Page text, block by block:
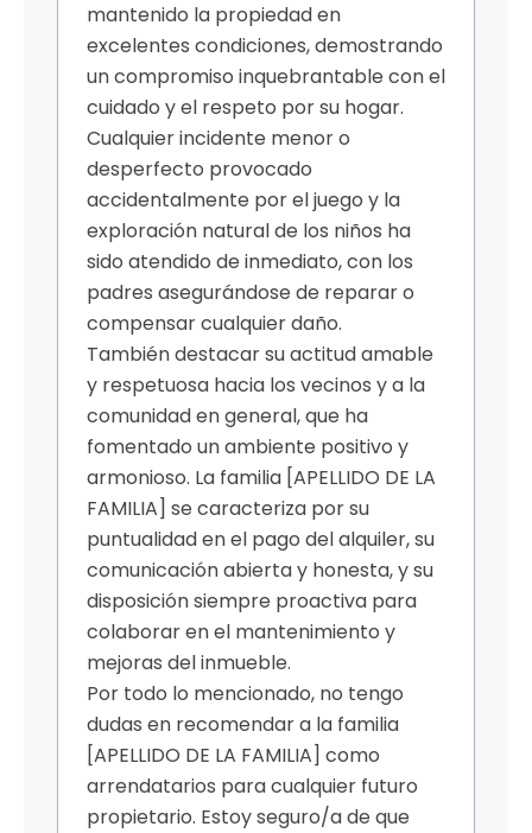
mantenido la propiedad en
excelentes condiciones, demostrando
un compromiso inquebrantable con el
cuidado y el respeto por su hogar.
Cualquier incidente menor o
desperfecto provocado
accidentalmente por el juego y la
exploración natural de los niños ha
sido atendido de inmediato, con los
padres asegurándose de reparar o
compensar cualquier daño.
También destacar su actitud amable
y respetuosa hacia los vecinos y a la
comunidad en general, que ha
fomentado un ambiente positivo y
armonioso. La familia [APELLIDO DE LA
FAMILIA] se caracteriza por su
puntualidad en el pago del alquiler, su
comunicación abierta y honesta, y su
disposición siempre proactiva para
colaborar en el mantenimiento y
mejoras del inmueble.
Por todo lo mencionado, no tengo
dudas en recomendar a la familia
[APELLIDO DE LA FAMILIA] como
arrendatarios para cualquier futuro
propietario. Estoy seguro/a de que